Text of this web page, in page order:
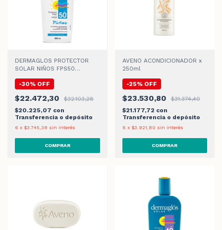
DERMAGLOS PROTECTOR
SOLAR NIÑOS FPS50
-30% OFF
$22.472,30
$32.103,28
$20.225,07 con
Transferencia o depósito
6 x $3.745,38 sin interés
AVENO ACONDICIONADOR x
250ml
-25% OFF
$23.530,80
$31.374,40
$21.177,72 con
Transferencia o depósito
6 x $3.921,80 sin interés